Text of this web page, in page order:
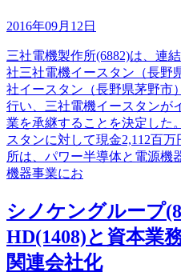
2016年09月12日
三社電機製作所(6882)は、連
社三社電機イースタン（長野
社イースタン（長野県茅野市
行い、三社電機イースタンが
業を承継することを決定した
スタンに対して現金2,112百
所は、パワー半導体と電源機
機器事業にお
シノケングループ
HD(1408)と資本業
関連会社化